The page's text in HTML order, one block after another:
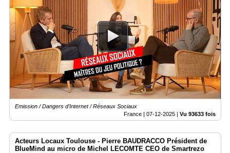
Emission / Dangers d'Internet / Réseaux Sociaux
France | 07-12-2025 | Vu 93633 fois
Acteurs Locaux Toulouse - Pierre BAUDRACCO Président de
BlueMind au micro de Michel LECOMTE CEO de Smartrezo